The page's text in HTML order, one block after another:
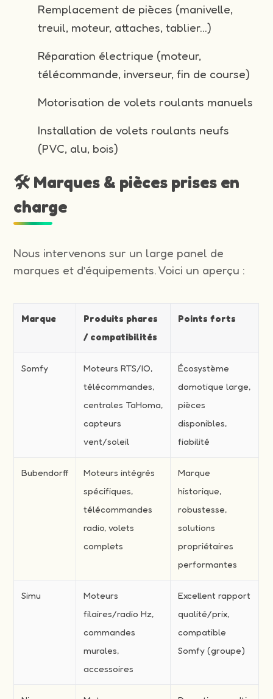
Remplacement de pièces (manivelle,
treuil, moteur, attaches, tablier…)
Réparation électrique (moteur,
télécommande, inverseur, fin de course)
Motorisation de volets roulants manuels
Installation de volets roulants neufs
(PVC, alu, bois)
🛠️ Marques & pièces prises en
charge
Nous intervenons sur un large panel de
marques et d’équipements. Voici un aperçu :
Marque
Produits phares
/ compatibilités
Points forts
Somfy
Moteurs RTS/IO,
télécommandes,
centrales TaHoma,
capteurs
vent/soleil
Écosystème
domotique large,
pièces
disponibles,
fiabilité
Bubendorff
Moteurs intégrés
spécifiques,
télécommandes
radio, volets
complets
Marque
historique,
robustesse,
solutions
propriétaires
performantes
Simu
Moteurs
filaires/radio Hz,
commandes
murales,
accessoires
Excellent rapport
qualité/prix,
compatible
Somfy (groupe)